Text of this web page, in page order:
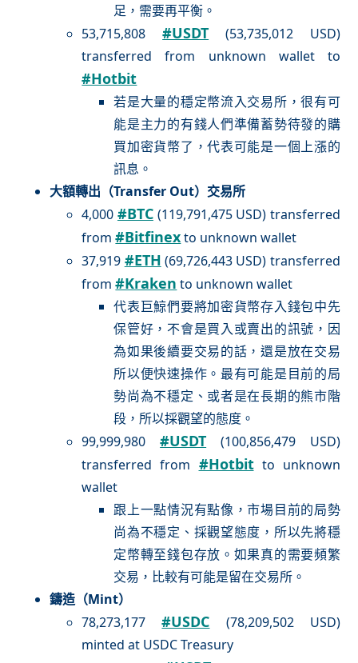
足，需要再平衡。
53,715,808#USDT (53,735,012 USD)
transferred from unknown wallet to
#Hotbit
若是大量的穩定幣流入交易所，很有可
能是主力的有錢人們準備蓄勢待發的購
買加密貨幣了，代表可能是一個上漲的
訊息。
大額轉出（Transfer Out）交易所
4,000 #BTC(119,791,475 USD) transferred
from#Bitfinexto unknown wallet
37,919 #ETH (69,726,443 USD) transferred
from#Kraken to unknown wallet
代表巨鯨們要將加密貨幣存入錢包中先
保管好，不會是買入或賣出的訊號，因
為如果後續要交易的話，還是放在交易
所以便快速操作。最有可能是目前的局
勢尚為不穩定、或者是在長期的熊市階
段，所以採觀望的態度。
99,999,980#USDT (100,856,479 USD)
transferred from #Hotbitto unknown
wallet
跟上一點情況有點像，市場目前的局勢
尚為不穩定、採觀望態度，所以先將穩
定幣轉至錢包存放。如果真的需要頻繁
交易，比較有可能是留在交易所。
鑄造（Mint）
78,273,177#USDC (78,209,502 USD)
minted at USDC Treasury